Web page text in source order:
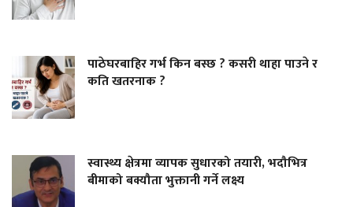
पाठेघरबाहिर गर्भ किन बस्छ ? कसरी थाहा पाउने र
कति खतरनाक ?
स्वास्थ्य क्षेत्रमा व्यापक सुधारको तयारी, भदौभित्र
बीमाको बक्यौता भुक्तानी गर्ने लक्ष्य